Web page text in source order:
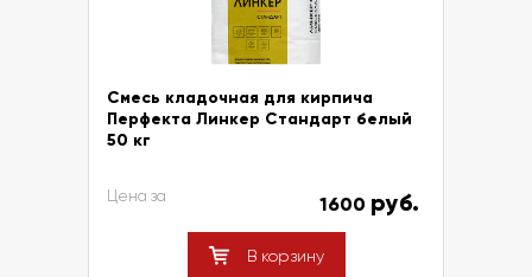
Смесь кладочная для кирпича
Перфекта Линкер Стандарт белый
50 кг
Цена за 1600 руб.
В корзину